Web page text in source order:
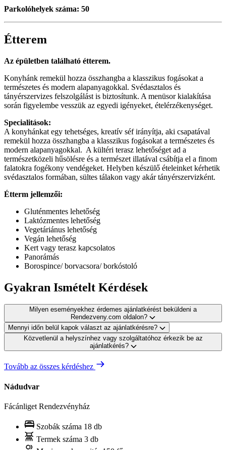
Parkolóhelyek száma: 50
Étterem
Az épületben található étterem.
Konyhánk remekül hozza összhangba a klasszikus fogásokat a
természetes és modern alapanyagokkal. Svédasztalos és
tányérszervizes felszolgálást is biztosítunk. A menüsor kialakítása
során figyelembe vesszük az egyedi igényeket, ételérzékenységet.
Specialitások:
A konyhánkat egy tehetséges, kreatív séf irányítja, aki csapatával
remekül hozza összhangba a klasszikus fogásokat a természetes és
modern alapanyagokkal. A kültéri terasz lehetőséget ad a
természetközeli hűsölésre és a természet illatával csábítja el a finom
falatokra fogékony vendégeket. Helyben készülő ételeinket kérhetik
svédasztalos formában, sültes tálakon vagy akár tányérszervizként.
Étterm jellemzői:
Gluténmentes lehetőség
Laktózmentes lehetőség
Vegetáriánus lehetőség
Vegán lehetőség
Kert vagy terasz kapcsolatos
Panorámás
Borospince/ borvacsora/ borkóstoló
Gyakran Ismételt Kérdések
Milyen eseményekhez érdemes ajánlatkérést beküldeni a
Rendezveny.com oldalon?
Mennyi időn belül kapok választ az ajánlatkérésre?
Közvetlenül a helyszínhez vagy szolgáltatóhoz érkezik be az
ajánlatkérés?
Tovább az összes kérdéshez
Nádudvar
Fácánliget Rendezvényház
Szobák száma 18 db
Termek száma 3 db